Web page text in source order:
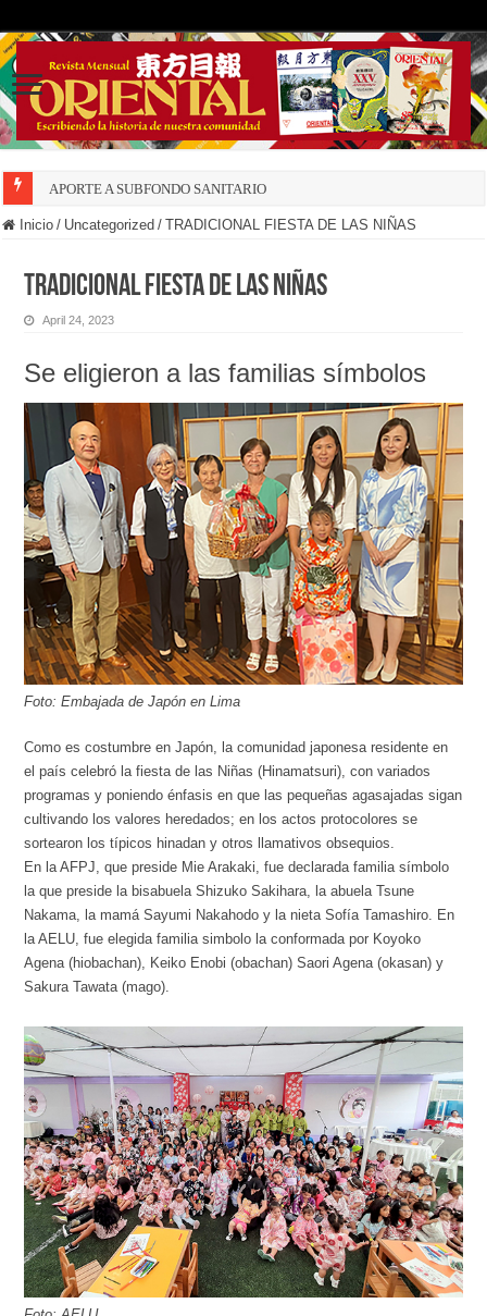
APORTE A SUBFONDO SANITARIO
Inicio / Uncategorized / TRADICIONAL FIESTA DE LAS NIÑAS
TRADICIONAL FIESTA DE LAS NIÑAS
April 24, 2023
Se eligieron a las familias símbolos
Foto: Embajada de Japón en Lima
Como es costumbre en Japón, la comunidad japonesa residente en
el país celebró la fiesta de las Niñas (Hinamatsuri), con variados
programas y poniendo énfasis en que las pequeñas agasajadas sigan
cultivando los valores heredados; en los actos protocolores se
sortearon los típicos hinadan y otros llamativos obsequios.
En la AFPJ, que preside Mie Arakaki, fue declarada familia símbolo
la que preside la bisabuela Shizuko Sakihara, la abuela Tsune
Nakama, la mamá Sayumi Nakahodo y la nieta Sofía Tamashiro. En
la AELU, fue elegida familia simbolo la conformada por Koyoko
Agena (hiobachan), Keiko Enobi (obachan) Saori Agena (okasan) y
Sakura Tawata (mago).